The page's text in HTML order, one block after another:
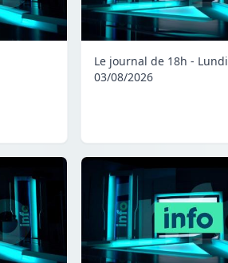
Le journal de 18h - Lundi
03/08/2026